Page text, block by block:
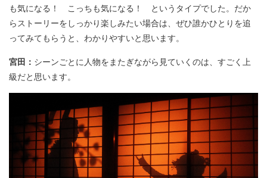
も気になる！ こっちも気になる！ というタイプでした。だか
らストーリーをしっかり楽しみたい場合は、ぜひ誰かひとりを追
ってみてもらうと、わかりやすいと思います。
宮田： シーンごとに人物をまたぎながら見ていくのは、すごく上
級だと思います。